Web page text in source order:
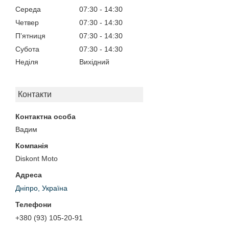
Середа
07:30
14:30
Четвер
07:30
14:30
Пʼятниця
07:30
14:30
Субота
07:30
14:30
Неділя
Вихідний
Контакти
Вадим
Diskont Moto
Дніпро, Україна
+380 (93) 105-20-91